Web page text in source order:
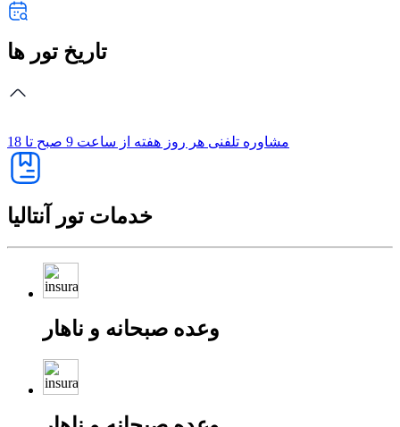
تاریخ تور ها
مشاوره تلفنی هر روز هفته از ساعت 9 صبح تا 18
خدمات تور آنتالیا
وعده صبحانه و ناهار